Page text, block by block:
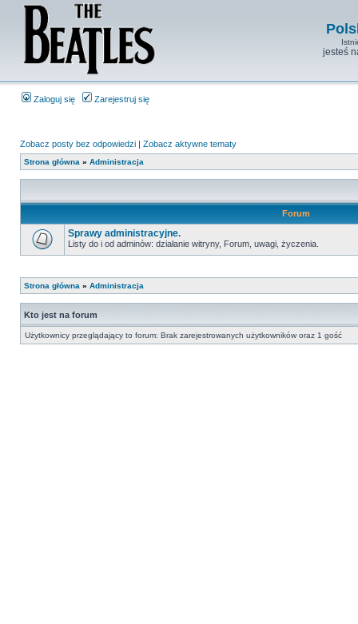
jesteś
Zaloguj się Zarejestruj się
Zobacz posty bez odpowiedzi | Zobacz aktywne tematy
Strona główna » Administracja
Forum
Sprawy administracyjne.
Listy do i od adminów: działanie witryny, Forum, uwagi, życzenia.
Strona główna » Administracja
Kto jest na forum
Użytkownicy przeglądający to forum: Brak zarejestrowanych użytkowników oraz 1 gość